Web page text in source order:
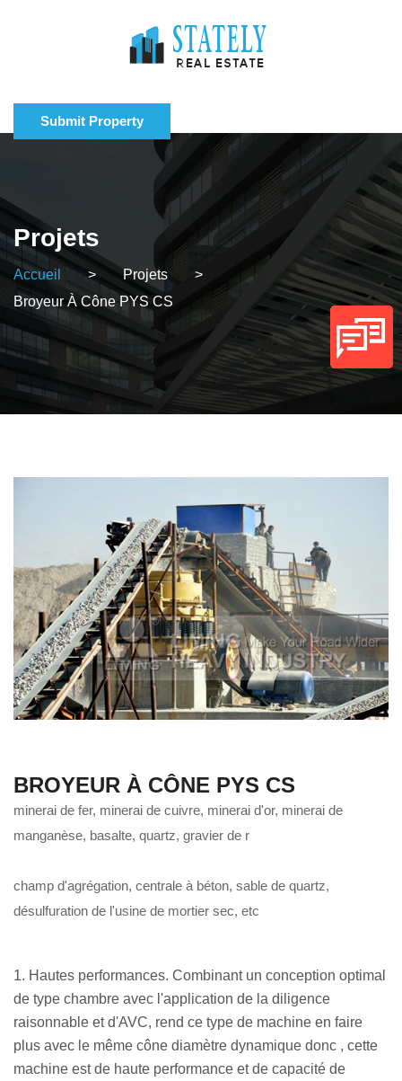
Submit Property
Projets
Accueil > Projets
>
Broyeur À Cône PYS CS
BROYEUR À CÔNE PYS CS
minerai de fer, minerai de cuivre, minerai d'or, minerai de
manganèse, basalte, quartz, gravier de r
champ d'agrégation, centrale à béton, sable de quartz,
désulfuration de l'usine de mortier sec, etc
1. Hautes performances. Combinant un conception optimal
de type chambre avec l'application de la diligence
raisonnable et d'AVC, rend ce type de machine en faire
plus avec le même cône diamètre dynamique donc , cette
machine est de haute performance et de capacité de